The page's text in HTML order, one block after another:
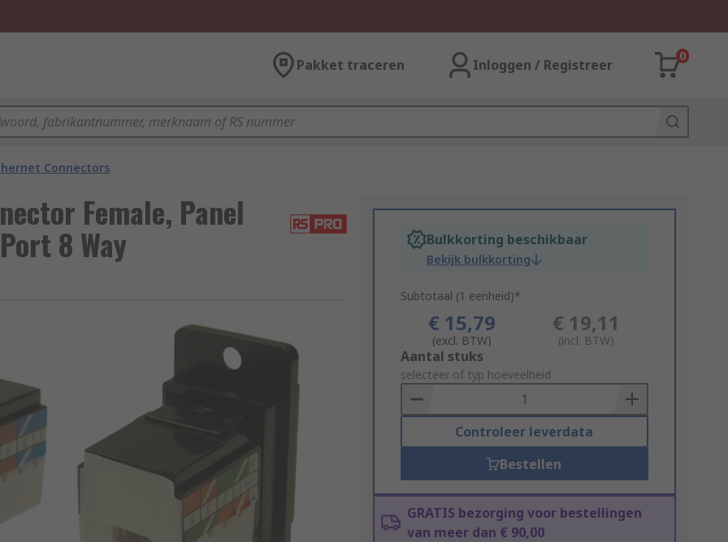
Pakket traceren Inloggen / Registreer
0
Connectors
Female, Panel
8 Way Bulkkorting beschikbaar
Bekijk bulkkorting
Subtotaal (1 eenheid)*
€ 15,79
(excl. BTW)
€ 19,11
(incl. BTW)
Add
to
Basket
Aantal stuks
selecteer of typ hoeveelheid
Controleer leverdata
Bestellen
GRATIS bezorging voor bestellingen
van meer dan € 90,00